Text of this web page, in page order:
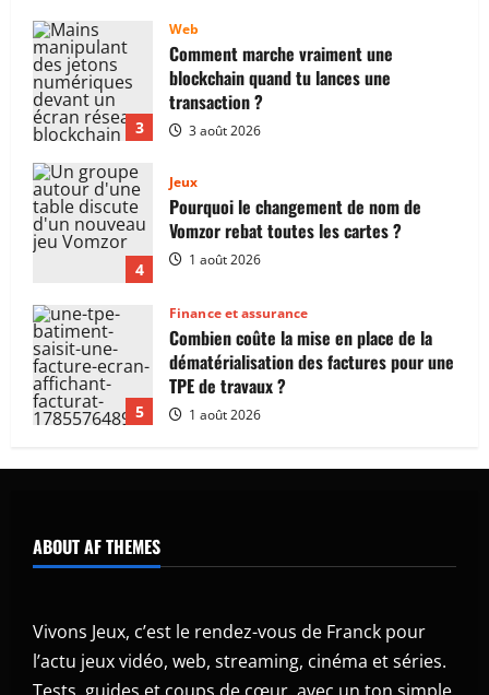
4
Jeux
Pourquoi le changement de nom de
Vomzor rebat toutes les cartes ?
5
Combien coûte la mise en place de la
dématérialisation des factures pour une
TPE de travaux ?
1
Web
À quoi sert vraiment la blockchain ?
Réponse sans jargon ni poudre aux yeux
2
Web
Comment marche vraiment une
blockchain quand tu lances une
transaction ?
ABOUT AF THEMES
Vivons Jeux, c’est le rendez-vous de Franck pour
l’actu jeux vidéo, web, streaming, cinéma et séries.